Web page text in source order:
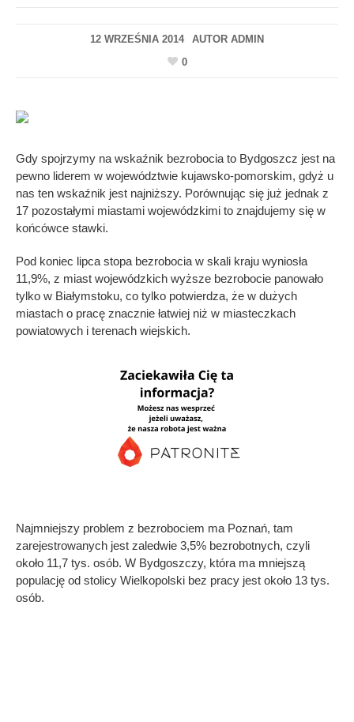
12 WRZEŚNIA 2014 AUTOR ADMIN
0
Gdy spojrzymy na wskaźnik bezrobocia to Bydgoszcz jest na
pewno liderem w województwie kujawsko-pomorskim, gdyż u
nas ten wskaźnik jest najniższy. Porównując się już jednak z
17 pozostałymi miastami wojewódzkimi to znajdujemy się w
końcówce stawki.
Pod koniec lipca stopa bezrobocia w skali kraju wyniosła
11,9%, z miast wojewódzkich wyższe bezrobocie panowało
tylko w Białymstoku, co tylko potwierdza, że w dużych
miastach o pracę znacznie łatwiej niż w miasteczkach
powiatowych i terenach wiejskich.
Najmniejszy problem z bezrobociem ma Poznań, tam
zarejestrowanych jest zaledwie 3,5% bezrobotnych, czyli
około 11,7 tys. osób. W Bydgoszczy, która ma mniejszą
populację od stolicy Wielkopolski bez pracy jest około 13 tys.
osób.